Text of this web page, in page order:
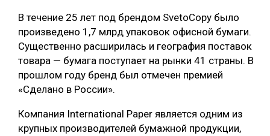
БЕЗОПАСНОЕ ПРОИЗВОДСТВО
СОРТИРОВКА ДРЕВЕСИНЫ
СУШКА ДРЕВЕСИНЫ
МЕБЕЛЬНОЕ ПРОИЗВОДСТВО
В течение 25 лет под брендом SvetoCopy было
произведено 1,7 млрд упаковок офисной бумаги.
Существенно расширилась и география поставок
товара — бумага поступает на рынки 41 страны. В
прошлом году бренд был отмечен премией
«Сделано в России».
Компания International Paper является одним из
крупных производителей бумажной продукции,